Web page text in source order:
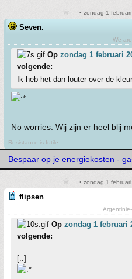
• zondag 1
Seven.
We
Op zondag 1 februari
volgende:
Ik heb het dan louter over de
No worries. Wij zijn er heel blij
Resistance is futile.
Bespaar op je energiekosten -
• zondag 1
flipsen
Op zondag 1 februari
volgende:
[..]